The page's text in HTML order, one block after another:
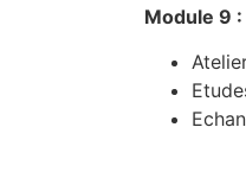
Module 9 :